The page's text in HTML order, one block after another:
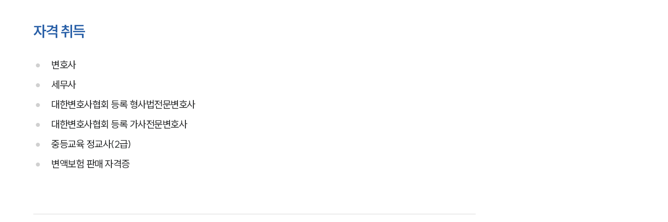
자격 취득
변호사
세무사
대한변호사협회 등록 형사법전문변호사
대한변호사협회 등록 가사전문변호사
중등교육 정교사(2급)
변액보험 판매 자격증